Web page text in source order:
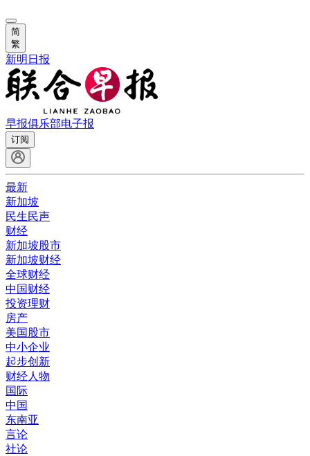
简
繁
新明日报
早报俱乐部电子报
订阅
最新
新加坡
民生民声
财经
新加坡股市
新加坡财经
全球财经
中国财经
投资理财
房产
美国股市
中小企业
起步创新
财经人物
国际
中国
东南亚
言论
社论